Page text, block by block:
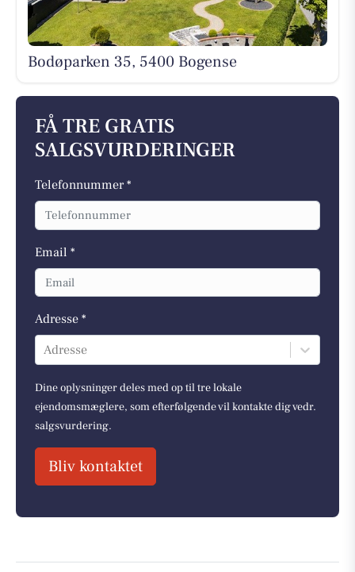
Bodøparken 35, 5400 Bogense
FÅ TRE GRATIS
SALGSVURDERINGER
Telefonnummer *
Email *
Adresse *
Adresse
Dine oplysninger deles med op til tre lokale
ejendomsmæglere, som efterfølgende vil kontakte dig vedr.
salgsvurdering.
Bliv kontaktet